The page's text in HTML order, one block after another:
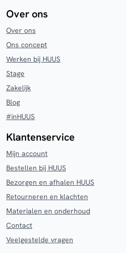
Over ons
Over ons
Ons concept
Werken bij HUUS
Stage
Zakelijk
Blog
#inHUUS
Klantenservice
Mijn account
Bestellen bij HUUS
Bezorgen en afhalen HUUS
Retourneren en klachten
Materialen en onderhoud
Contact
Veelgestelde vragen